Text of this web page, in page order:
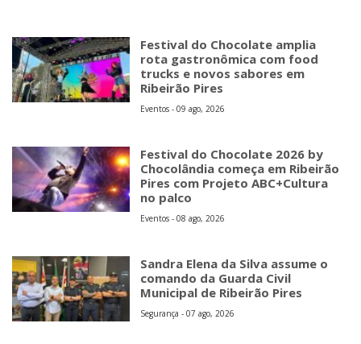
Festival do Chocolate amplia
rota gastronômica com food
trucks e novos sabores em
Ribeirão Pires
Eventos - 09 ago, 2026
Festival do Chocolate 2026 by
Chocolândia começa em Ribeirão
Pires com Projeto ABC+Cultura
no palco
Eventos - 08 ago, 2026
Sandra Elena da Silva assume o
comando da Guarda Civil
Municipal de Ribeirão Pires
Segurança - 07 ago, 2026